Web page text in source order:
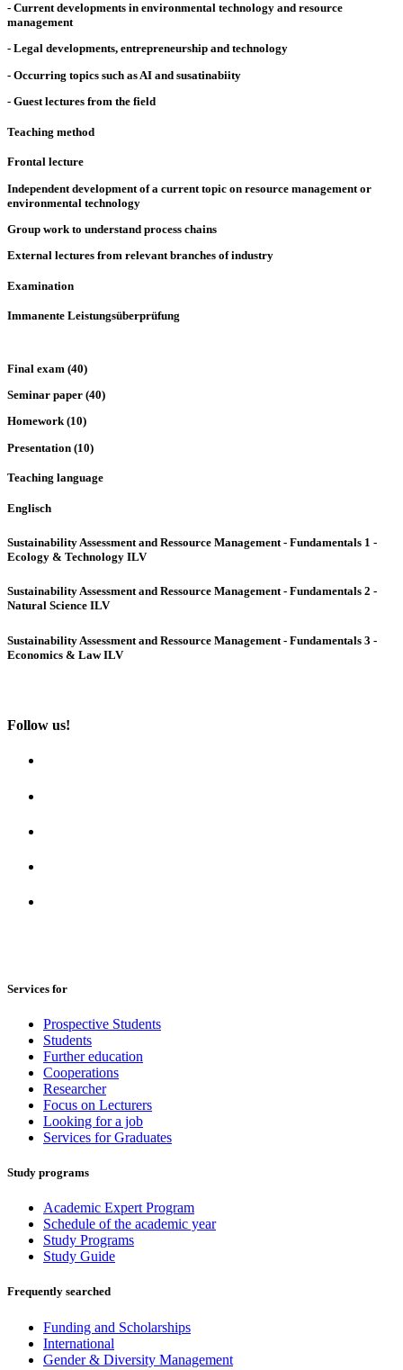
- Current developments in environmental technology and resource
management
- Legal developments, entrepreneurship and technology
- Occurring topics such as AI and susatinabiity
- Guest lectures from the field
Teaching method
Frontal lecture
Independent development of a current topic on resource management or
environmental technology
Group work to understand process chains
External lectures from relevant branches of industry
Examination
Immanente Leistungsüberprüfung
Final exam (40)
Seminar paper (40)
Homework (10)
Presentation (10)
Teaching language
Englisch
Sustainability Assessment and Ressource Management - Fundamentals 1 -
Ecology & Technology ILV
Sustainability Assessment and Ressource Management - Fundamentals 2 -
Natural Science ILV
Sustainability Assessment and Ressource Management - Fundamentals 3 -
Economics & Law ILV
Follow us!
Services for
Prospective Students
Students
Further education
Cooperations
Researcher
Focus on Lecturers
Looking for a job
Services for Graduates
Study programs
Academic Expert Program
Schedule of the academic year
Study Programs
Study Guide
Frequently searched
Funding and Scholarships
International
Gender & Diversity Management